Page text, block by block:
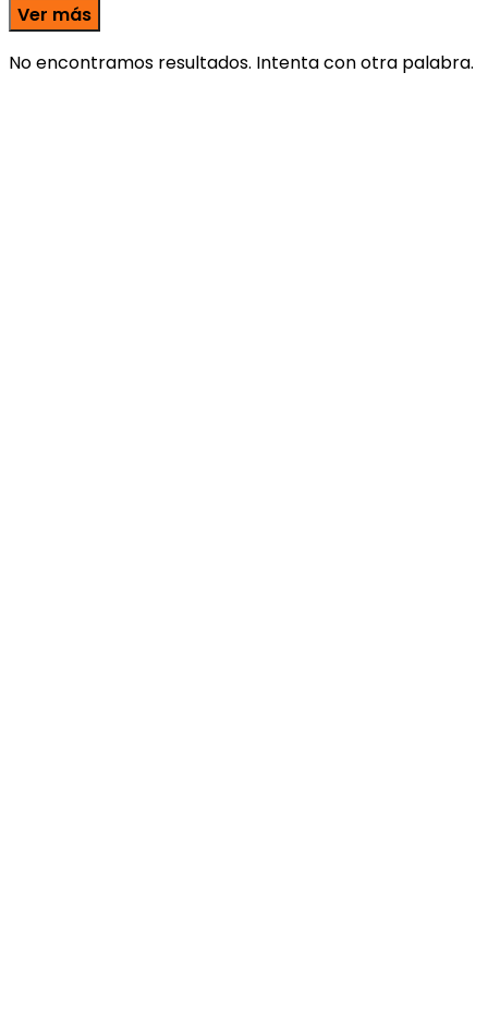
Ver más
No encontramos resultados. Intenta con otra palabra.